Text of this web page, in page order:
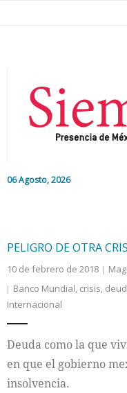
06 Agosto, 2026
Nacional
Colaboradores
Internacional
Cultura
PELIGRO DE OTRA
10 de febrero de 2018
Banco Mundial, crisis,
Internacional
Deuda como la que
en que el gobierno
insolvencia.